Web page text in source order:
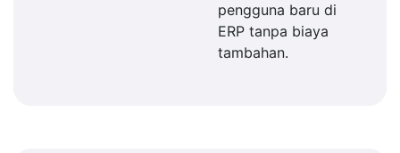
pengguna baru di
ERP tanpa biaya
tambahan.